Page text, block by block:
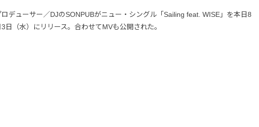
ロデューサー／DJのSONPUBがニュー・シングル「Sailing feat. WISE」を本日8
3日（水）にリリース。合わせてMVも公開された。